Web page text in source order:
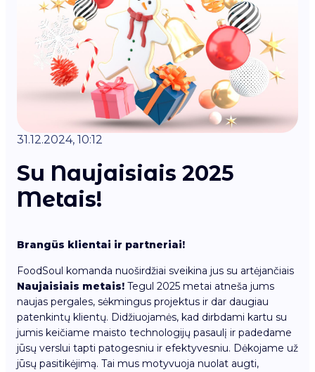
31.12.2024, 10:12
Su Naujaisiais 2025
Metais!
Brangūs klientai ir partneriai!
FoodSoul komanda nuoširdžiai sveikina jus su artėjančiais
Naujaisiais metais! Tegul 2025 metai atneša jums
naujas pergales, sėkmingus projektus ir dar daugiau
patenkintų klientų. Didžiuojamės, kad dirbdami kartu su
jumis keičiame maisto technologijų pasaulį ir padedame
jūsų verslui tapti patogesniu ir efektyvesniu. Dėkojame už
jūsų pasitikėjimą. Tai mus motyvuoja nuolat augti,